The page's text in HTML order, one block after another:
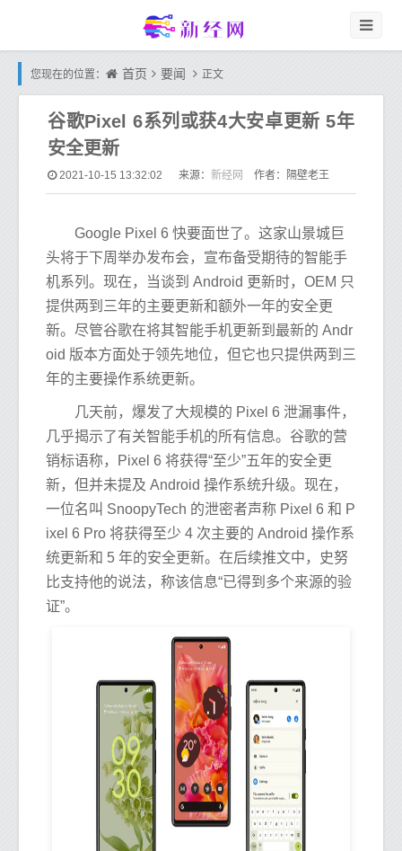
您现在的位置： 首页 要闻 正文
谷歌Pixel 6系列或获4大安卓更新 5年
安全更新
2021-10-15 13:32:02 来源： 新经网 作者：隔壁老王
Google Pixel 6 快要面世了。这家山景城巨
头将于下周举办发布会，宣布备受期待的智能手
机系列。现在，当谈到 Android 更新时，OEM 只
提供两到三年的主要更新和额外一年的安全更
新。尽管谷歌在将其智能手机更新到最新的 Andr
oid 版本方面处于领先地位，但它也只提供两到三
年的主要操作系统更新。
几天前，爆发了大规模的 Pixel 6 泄漏事件，
几乎揭示了有关智能手机的所有信息。谷歌的营
销标语称，Pixel 6 将获得“至少”五年的安全更
新，但并未提及 Android 操作系统升级。现在，
一位名叫 SnoopyTech 的泄密者声称 Pixel 6 和 P
ixel 6 Pro 将获得至少 4 次主要的 Android 操作系
统更新和 5 年的安全更新。在后续推文中，史努
比支持他的说法，称该信息“已得到多个来源的验
证”。